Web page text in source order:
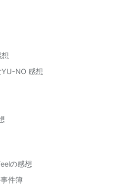
NO 感想
の感想
件簿